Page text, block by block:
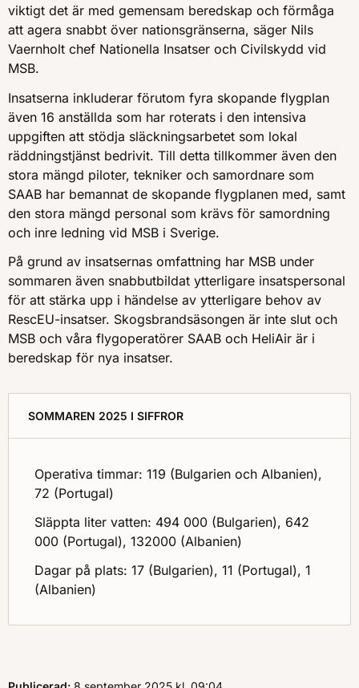
viktigt det är med gemensam beredskap och förmåga
att agera snabbt över nationsgränserna, säger Nils
Vaernholt chef Nationella Insatser och Civilskydd vid
MSB.
Insatserna inkluderar förutom fyra skopande flygplan
även 16 anställda som har roterats i den intensiva
uppgiften att stödja släckningsarbetet som lokal
räddningstjänst bedrivit. Till detta tillkommer även den
stora mängd piloter, tekniker och samordnare som
SAAB har bemannat de skopande flygplanen med, samt
den stora mängd personal som krävs för samordning
och inre ledning vid MSB i Sverige.
På grund av insatsernas omfattning har MSB under
sommaren även snabbutbildat ytterligare insatspersonal
för att stärka upp i händelse av ytterligare behov av
RescEU-insatser. Skogsbrandsäsongen är inte slut och
MSB och våra flygoperatörer SAAB och HeliAir är i
beredskap för nya insatser.
SOMMAREN 2025 I SIFFROR
Operativa timmar: 119 (Bulgarien och Albanien),
72 (Portugal)
Släppta liter vatten: 494 000 (Bulgarien), 642
000 (Portugal), 132000 (Albanien)
Dagar på plats: 17 (Bulgarien), 11 (Portugal), 1
(Albanien)